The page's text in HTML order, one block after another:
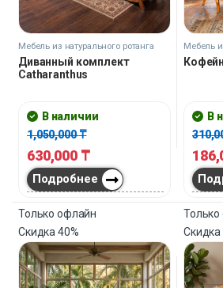
Мебель из натурального ротанга
Диванный комплект
Catharanthus
В наличии
1,050,000₸
630,000 ₸
Подробнее
Мебель
В
Только офлайн
Скидка40%
Скидка